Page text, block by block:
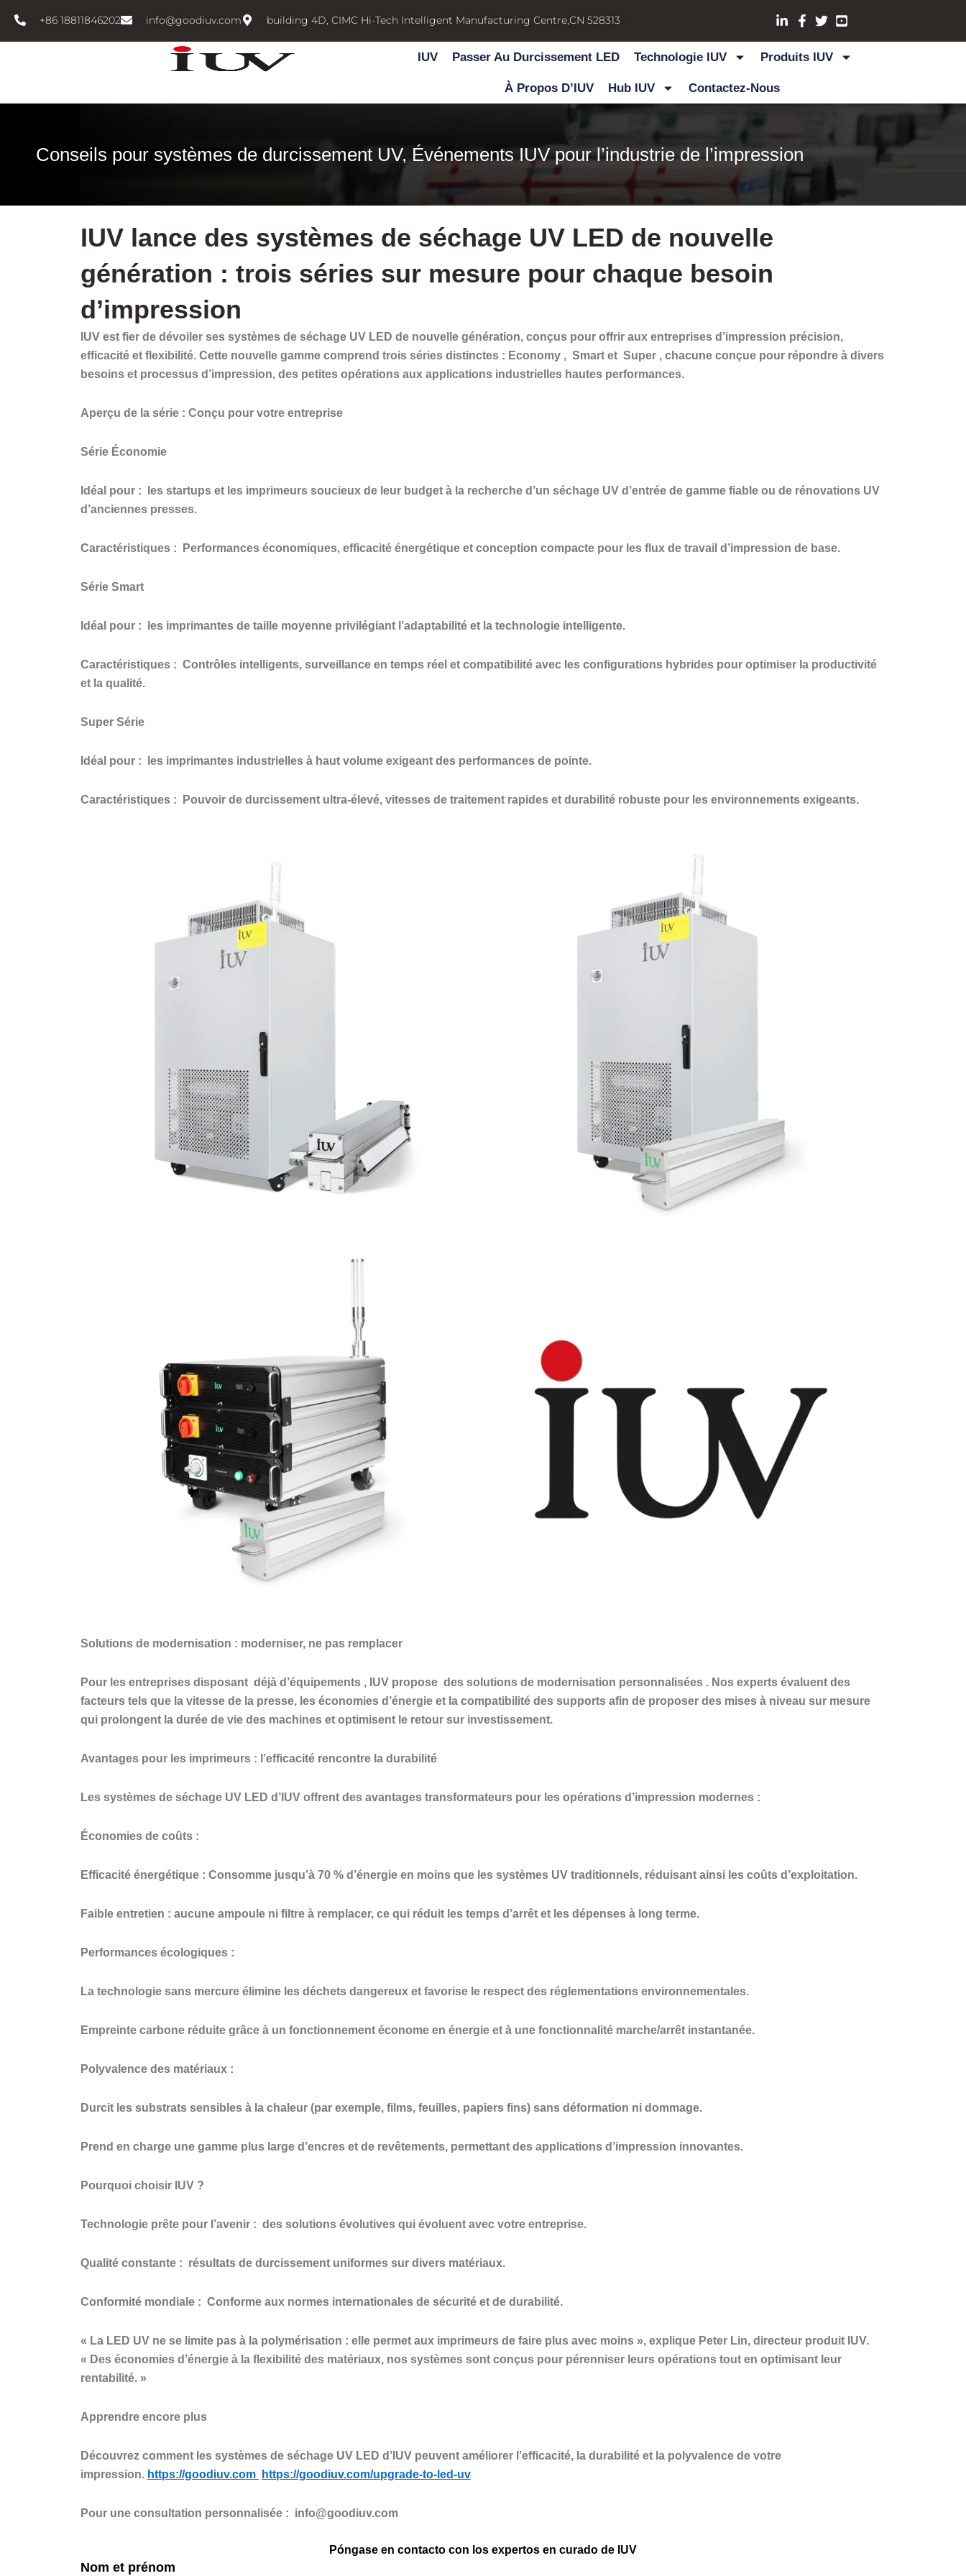
内
+86 18811846202 info@goodiuv.com building 4D, CIMC Hi-Tech Intelligent Manufacturing Centre,CN 528313
IUV Passer Au Durcissement LED Technologie IUV Produits IUV
À Propos D’IUV Hub IUV Contactez-Nous
Conseils pour systèmes de durcissement UV, Événements IUV pour l’industrie de l’impression
IUV lance des systèmes de séchage UV LED de nouvelle
génération : trois séries sur mesure pour chaque besoin
d’impression
IUV est fier de dévoiler ses systèmes de séchage UV LED de nouvelle génération, conçus pour offrir aux entreprises d’impression précision,
efficacité et flexibilité. Cette nouvelle gamme comprend trois séries distinctes : Economy , Smart et Super , chacune conçue pour répondre à divers
besoins et processus d’impression, des petites opérations aux applications industrielles hautes performances.
Aperçu de la série : Conçu pour votre entreprise
Série Économie
Idéal pour : les startups et les imprimeurs soucieux de leur budget à la recherche d’un séchage UV d’entrée de gamme fiable ou de rénovations UV
d’anciennes presses.
Caractéristiques : Performances économiques, efficacité énergétique et conception compacte pour les flux de travail d’impression de base.
Série Smart
Idéal pour : les imprimantes de taille moyenne privilégiant l’adaptabilité et la technologie intelligente.
Caractéristiques : Contrôles intelligents, surveillance en temps réel et compatibilité avec les configurations hybrides pour optimiser la productivité
et la qualité.
Super Série
Idéal pour : les imprimantes industrielles à haut volume exigeant des performances de pointe.
Caractéristiques : Pouvoir de durcissement ultra-élevé, vitesses de traitement rapides et durabilité robuste pour les environnements exigeants.
Solutions de modernisation : moderniser, ne pas remplacer
Pour les entreprises disposant déjà d’équipements , IUV propose des solutions de modernisation personnalisées . Nos experts évaluent des
facteurs tels que la vitesse de la presse, les économies d’énergie et la compatibilité des supports afin de proposer des mises à niveau sur mesure
qui prolongent la durée de vie des machines et optimisent le retour sur investissement.
Avantages pour les imprimeurs : l’efficacité rencontre la durabilité
Les systèmes de séchage UV LED d’IUV offrent des avantages transformateurs pour les opérations d’impression modernes :
Économies de coûts :
Efficacité énergétique : Consomme jusqu’à 70 % d’énergie en moins que les systèmes UV traditionnels, réduisant ainsi les coûts d’exploitation.
Faible entretien : aucune ampoule ni filtre à remplacer, ce qui réduit les temps d’arrêt et les dépenses à long terme.
Performances écologiques :
La technologie sans mercure élimine les déchets dangereux et favorise le respect des réglementations environnementales.
Empreinte carbone réduite grâce à un fonctionnement économe en énergie et à une fonctionnalité marche/arrêt instantanée.
Polyvalence des matériaux :
Durcit les substrats sensibles à la chaleur (par exemple, films, feuilles, papiers fins) sans déformation ni dommage.
Prend en charge une gamme plus large d’encres et de revêtements, permettant des applications d’impression innovantes.
Pourquoi choisir IUV ?
Technologie prête pour l’avenir : des solutions évolutives qui évoluent avec votre entreprise.
Qualité constante : résultats de durcissement uniformes sur divers matériaux.
Conformité mondiale : Conforme aux normes internationales de sécurité et de durabilité.
« La LED UV ne se limite pas à la polymérisation : elle permet aux imprimeurs de faire plus avec moins », explique Peter Lin, directeur produit IUV.
« Des économies d’énergie à la flexibilité des matériaux, nos systèmes sont conçus pour pérenniser leurs opérations tout en optimisant leur
rentabilité. »
Apprendre encore plus
Découvrez comment les systèmes de séchage UV LED d’IUV peuvent améliorer l’efficacité, la durabilité et la polyvalence de votre
impression. https://goodiuv.com https://goodiuv.com/upgrade-to-led-uv
Pour une consultation personnalisée : info@goodiuv.com
Póngase en contacto con los expertos en curado de IUV
Nom et prénom